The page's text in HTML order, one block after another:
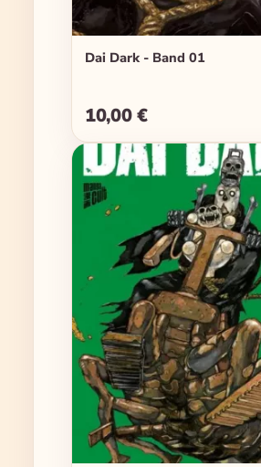
Dai Dark - Band 01
Regulärer Preis:
10,00 €